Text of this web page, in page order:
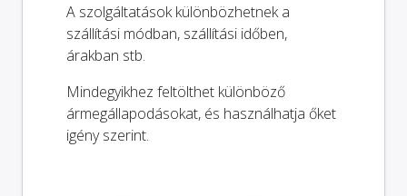
A szolgáltatások különbözhetnek a
szállítási módban, szállítási időben,
árakban stb.
Mindegyikhez feltölthet különböző
ármegállapodásokat, és használhatja őket
igény szerint.